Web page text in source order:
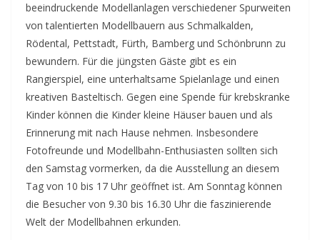
beeindruckende Modellanlagen verschiedener Spurweiten
von talentierten Modellbauern aus Schmalkalden,
Rödental, Pettstadt, Fürth, Bamberg und Schönbrunn zu
bewundern. Für die jüngsten Gäste gibt es ein
Rangierspiel, eine unterhaltsame Spielanlage und einen
kreativen Basteltisch. Gegen eine Spende für krebskranke
Kinder können die Kinder kleine Häuser bauen und als
Erinnerung mit nach Hause nehmen. Insbesondere
Fotofreunde und Modellbahn-Enthusiasten sollten sich
den Samstag vormerken, da die Ausstellung an diesem
Tag von 10 bis 17 Uhr geöffnet ist. Am Sonntag können
die Besucher von 9.30 bis 16.30 Uhr die faszinierende
Welt der Modellbahnen erkunden.